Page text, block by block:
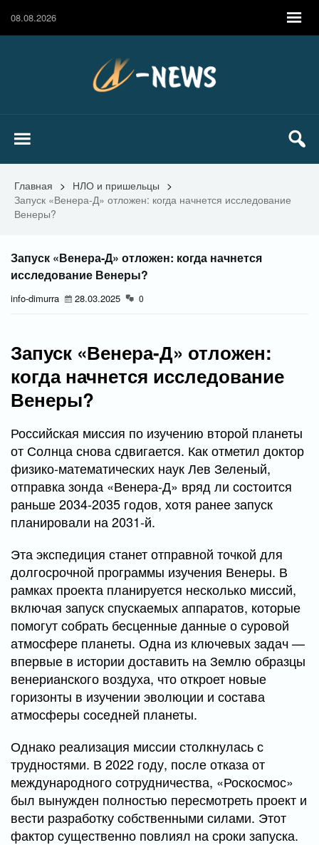
08.08.2026
Главная > НЛО и пришельцы >
Запуск «Венера-Д» отложен: когда начнется исследование
Венеры?
Запуск «Венера-Д» отложен: когда начнется
исследование Венеры?
info-dimurra 28.03.2025 0
Запуск «Венера-Д» отложен:
когда начнется исследование
Венеры?
Российская миссия по изучению второй планеты
от Солнца снова сдвигается. Как отметил доктор
физико-математических наук Лев Зеленый,
отправка зонда «Венера-Д» вряд ли состоится
раньше 2034-2035 годов, хотя ранее запуск
планировали на 2031-й.
Эта экспедиция станет отправной точкой для
долгосрочной программы изучения Венеры. В
рамках проекта планируется несколько миссий,
включая запуск спускаемых аппаратов, которые
помогут собрать бесценные данные о суровой
атмосфере планеты. Одна из ключевых задач —
впервые в истории доставить на Землю образцы
венерианского воздуха, что откроет новые
горизонты в изучении эволюции и состава
атмосферы соседней планеты.
Однако реализация миссии столкнулась с
трудностями. В 2022 году, после отказа от
международного сотрудничества, «Роскосмос»
был вынужден полностью пересмотреть проект и
вести разработку собственными силами. Этот
фактор существенно повлиял на сроки запуска.